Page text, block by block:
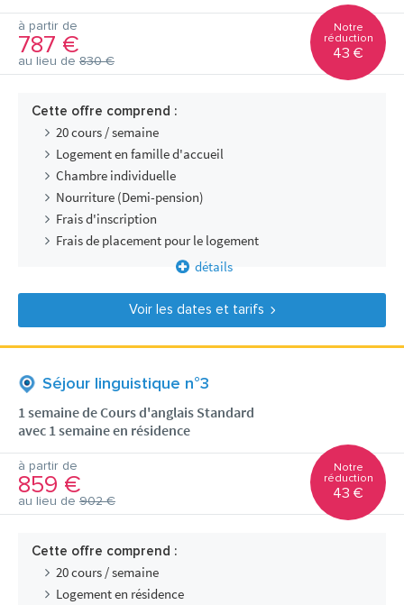
à partir de
787 €
au lieu de 830 €
Notre
réduction
43 €
Cette offre comprend :
20 cours / semaine
Logement en famille d'accueil
Chambre individuelle
Nourriture (Demi-pension)
Frais d'inscription
Frais de placement pour le logement
détails
Voir les dates et tarifs
Séjour linguistique n°3
1 semaine de Cours d'anglais Standard
avec 1 semaine en résidence
à partir de
859 €
au lieu de 902 €
Notre
réduction
43 €
Cette offre comprend :
20 cours / semaine
Logement en résidence